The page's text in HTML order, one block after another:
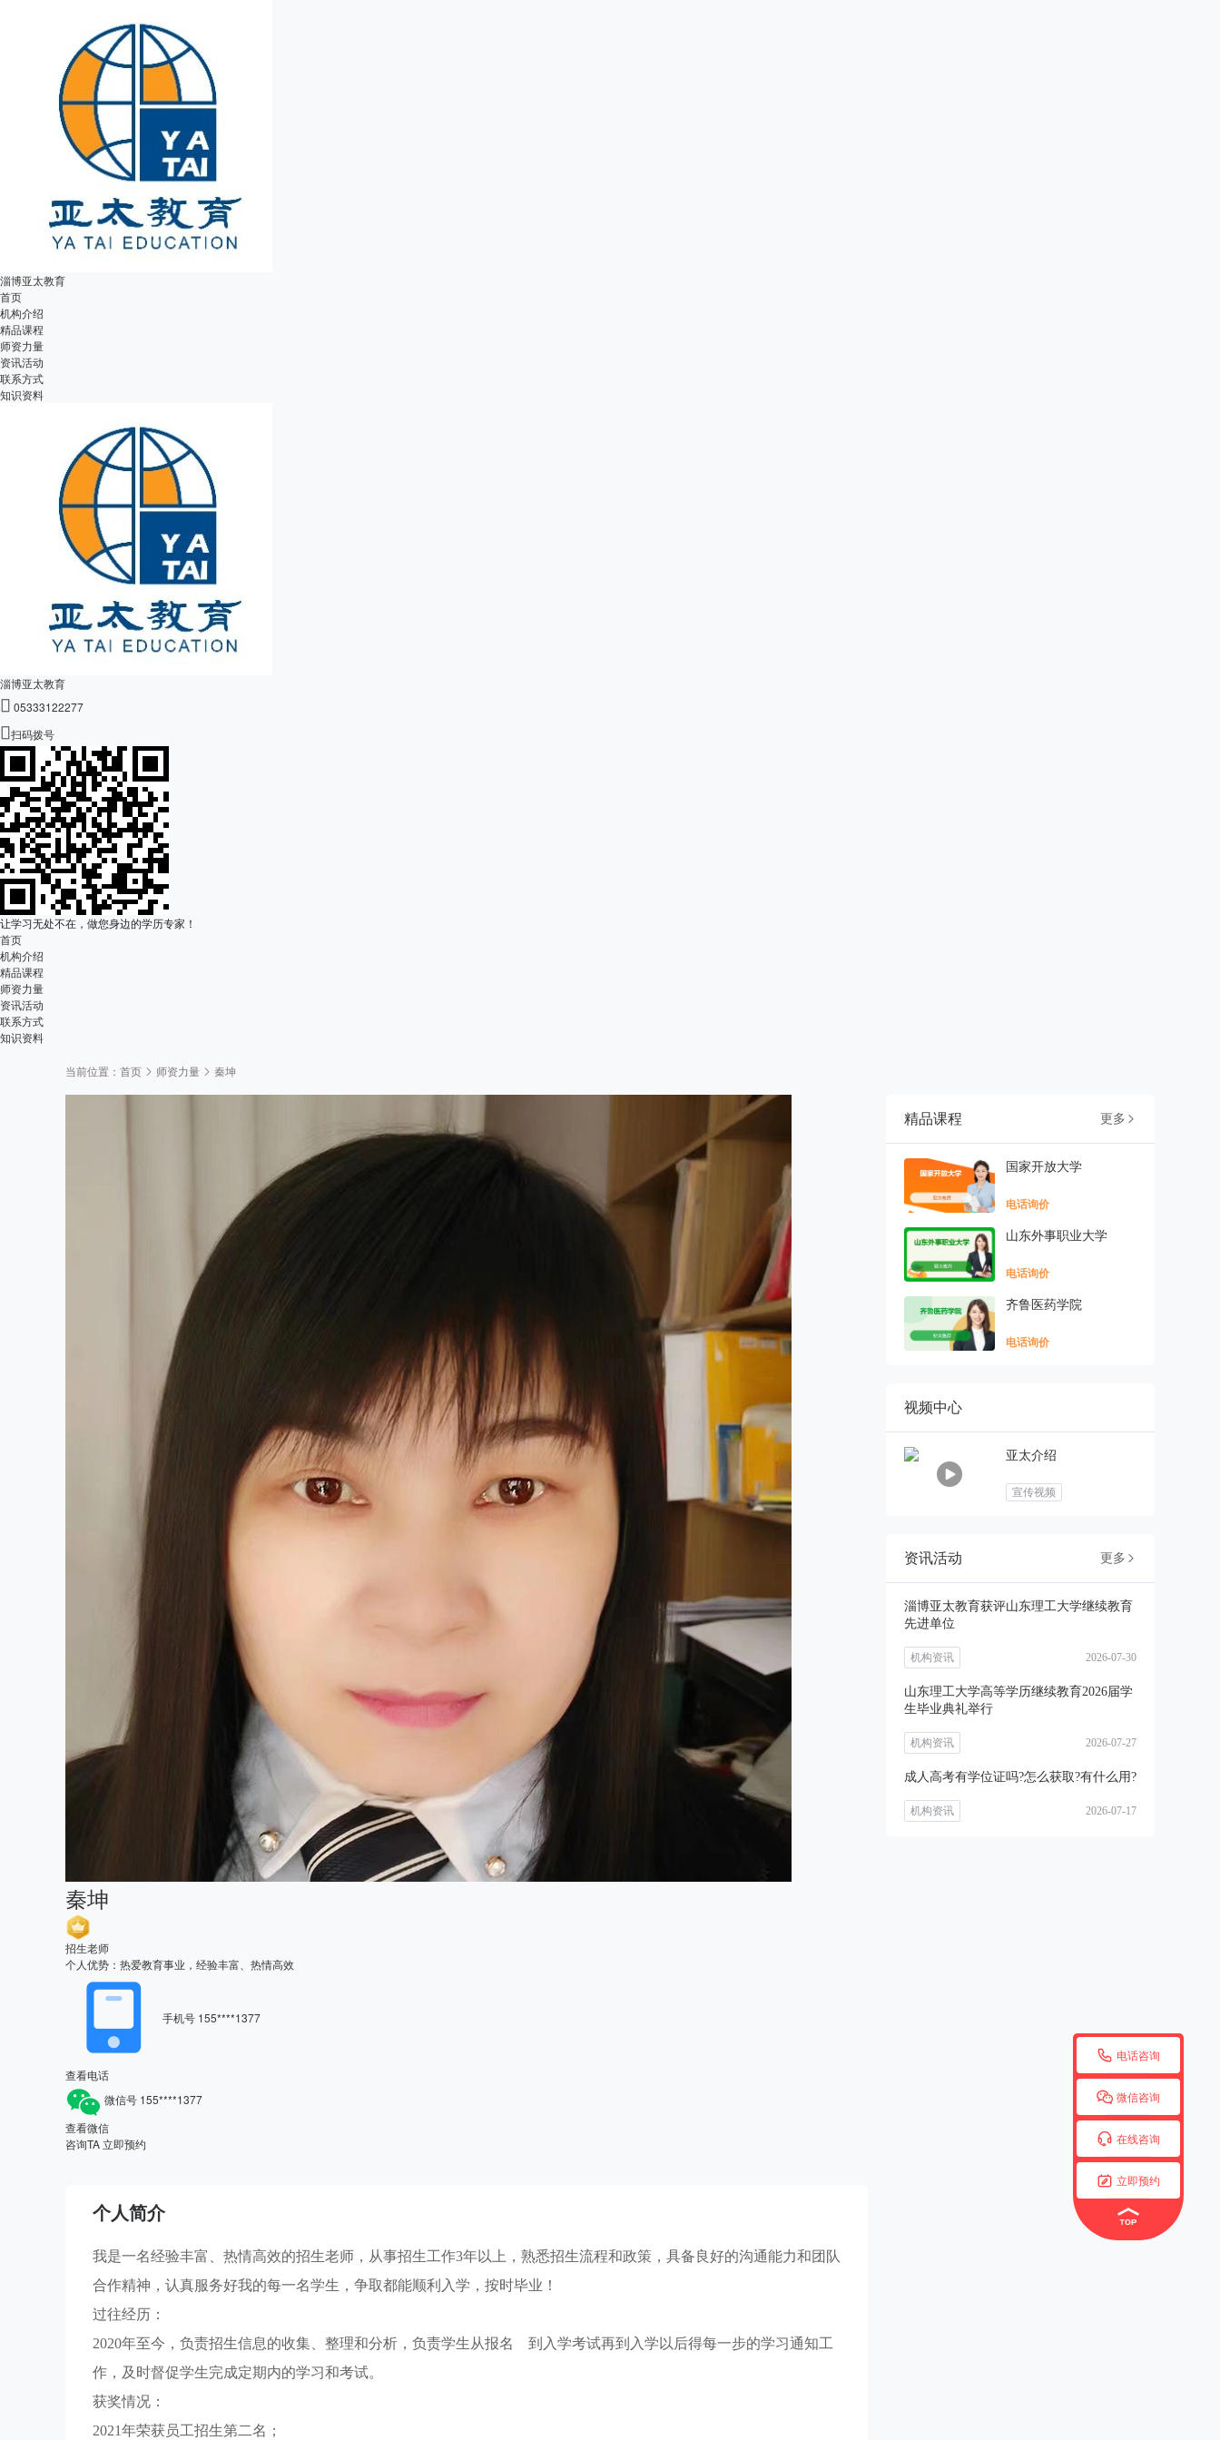
淄博亚太教育
首页
机构介绍
精品课程
师资力量
资讯活动
联系方式
知识资料
淄博亚太教育
 05333122277
扫码拨号
让学习无处不在，做您身边的学历专家！
首页
机构介绍
精品课程
师资力量
资讯活动
联系方式
知识资料
 电话咨询
 微信咨询
 在线咨询
 立即预约
当前位置： 首页 师资力量 秦坤
秦坤
招生老师
个人优势：热爱教育事业，经验丰富、热情高效
手机号 155****1377
查看电话
微信号 155****1377
查看微信
咨询TA立即预约
个人简介
我是一名经验丰富、热情高效的招生老师，从事招生工作3年以上，熟悉招生流程和政策，具备良好的沟通能力和团队
合作精神，认真服务好我的每一名学生，争取都能顺利入学，按时毕业！
过往经历：
2020年至今，负责招生信息的收集、整理和分析，负责学生从报名 到入学考试再到入学以后得每一步的学习通知工
作，及时督促学生完成定期内的学习和考试。
获奖情况：
2021年荣获员工招生第二名；
精品课程 更多 
国家开放大学
电话询价
山东外事职业大学
电话询价
齐鲁医药学院
电话询价
视频中心
亚太介绍
宣传视频
资讯活动 更多 
淄博亚太教育获评山东理工大学继续教育
先进单位
机构资讯 2026-07-30
山东理工大学高等学历继续教育2026届学
生毕业典礼举行
机构资讯 2026-07-27
成人高考有学位证吗?怎么获取?有什么用?
机构资讯 2026-07-17